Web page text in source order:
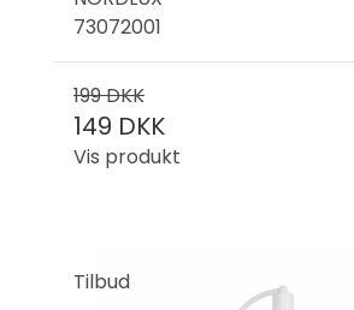
73072001
199 DKK
149 DKK
Vis produkt
Tilbud